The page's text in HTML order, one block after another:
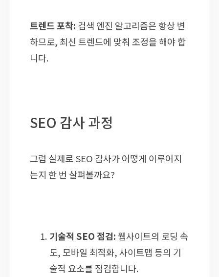
트렌드 포착: 검색 엔진 알고리즘은 항상 변
하므로, 최신 트렌드에 맞춰 조정을 해야 합
니다.
SEO 감사 과정
그럼 실제로 SEO 감사가 어떻게 이루어지
는지 한 번 살펴볼까요?
기술적 SEO 점검: 웹사이트의 로딩 속
도, 모바일 최적화, 사이트맵 등의 기
술적 요소를 점검합니다.